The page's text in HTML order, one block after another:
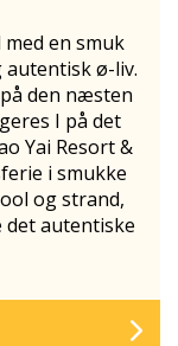
en smuk
ø-liv.
den næsten
I på det
Yai Resort &
i smukke
og strand,
det autentiske